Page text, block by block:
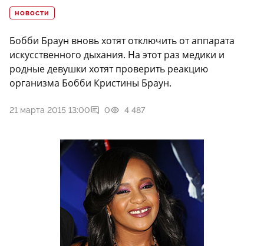
НОВОСТИ
Бобби Браун вновь хотят отключить от аппарата
искусственного дыхания. На этот раз медики и
родные девушки хотят проверить реакцию
организма Бобби Кристины Браун.
21 марта 2015 13:00 0 4 487